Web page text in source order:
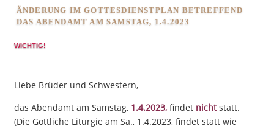
ÄNDERUNG IM GOTTESDIENSTPLAN BETREFFEND
DAS ABENDAMT AM SAMSTAG, 1.4.2023
WICHTIG!
Liebe Brüder und Schwestern,
das Abendamt am Samstag, 1.4.2023, findet nichtstatt.
(Die Göttliche Liturgie am Sa., 1.4.2023, findet statt wie